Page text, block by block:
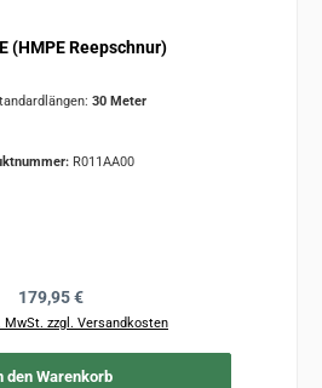
(HMPE Reepschnur)
30 Meter
R011AA00
Regulärer Preis:
179,95 €
MwSt. zzgl. Versandkosten
den Warenkorb